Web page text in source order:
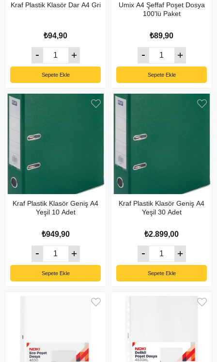
Kraf Plastik Klasör Dar A4 Gri
₺94,90
Sepete Ekle
Umix A4 Şeffaf Poşet Dosya
100'lü Paket
₺89,90
Sepete Ekle
Kraf Plastik Klasör Geniş A4
Yeşil 10 Adet
₺949,90
Sepete Ekle
Kraf Plastik Klasör Geniş A4
Yeşil 30 Adet
₺2.899,00
Sepete Ekle